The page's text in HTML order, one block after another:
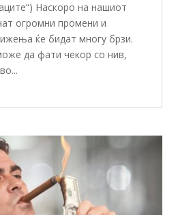
Наскоро на нашиот
огромни промени и
ќе бидат многу брзи.
да фати чекор со нив,